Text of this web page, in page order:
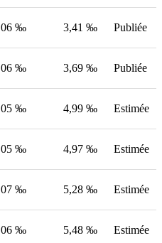
‰ 3,41 ‰ Publiée
‰ 3,69 ‰ Publiée
‰ 4,99 ‰ Estimée
‰ 4,97 ‰ Estimée
‰ 5,28 ‰ Estimée
‰ 5,48 ‰ Estimée